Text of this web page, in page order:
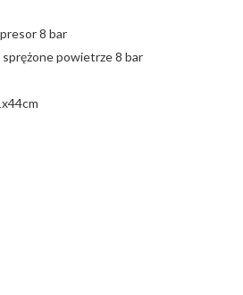
8 bar
sprężone powietrze 8 bar